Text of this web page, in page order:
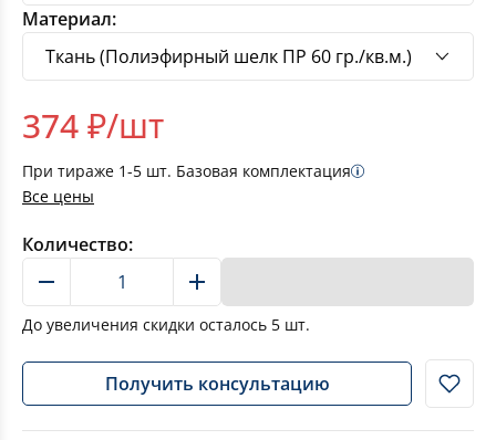
Материал:
374₽/шт
При тираже 1-5 шт. Базовая комплектация
Все цены
Количество:
До увеличения скидки осталось 5 шт.
Получить консультацию